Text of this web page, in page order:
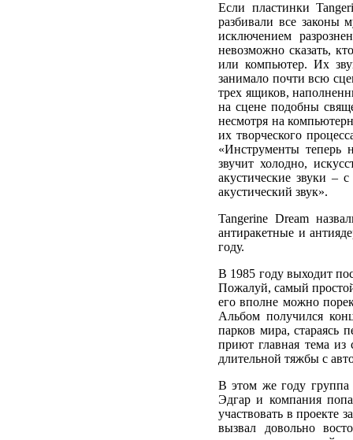
Если пластинки
разбивали все законы
исключением
невозможно сказать,
или компьютер. Их
занимало почти всю
трех ящиков,
на сцене подобны
несмотря на
их творческого
«Инструменты теперь
звучит холодно,
акустические звуки –
акустический звук».
Tangerine Dream
антиракетные и
году.
В 1985 году выходит
Пожалуй, самый
его вполне можно
Альбом получился
парков мира, стараясь
приют главная тема из
длительной тяжбы с
В этом же году группа
Эдгар и компания
участвовать в проекте
вызвал довольно